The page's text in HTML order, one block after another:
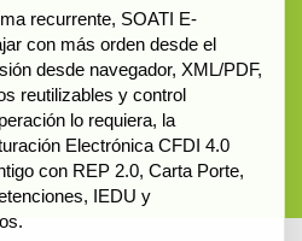
recurrente, SOATI E-
con más orden desde el
desde navegador, XML/PDF,
reutilizables y control
lo requiera, la
Electrónica CFDI 4.0
con REP 2.0, Carta Porte,
IEDU y